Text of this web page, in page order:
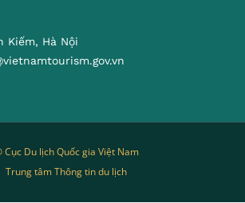
Kiếm, Hà Nội
Cục Du lịch Quốc gia Việt Nam
Trung tâm Thông tin du lịch